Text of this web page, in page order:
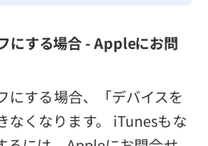
にする場合 - Appleにお問
にする場合、「デバイスを
なくなります。 iTunesもな